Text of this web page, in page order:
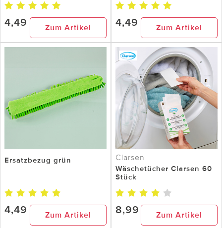
4,49 Zum Artikel 4,49 Zum Artikel
Ersatzbezug grün
4,49 Zum Artikel
Clarsen
Wäschetücher Clarsen 60
Stück
8,99 Zum Artikel